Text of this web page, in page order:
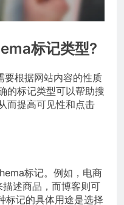
标记类型?
要根据网站内容的性质
的标记类型可以帮助搜
而提高可见性和点击
标记。例如，电商
述商品，而博客则可
标记的具体用途是选择